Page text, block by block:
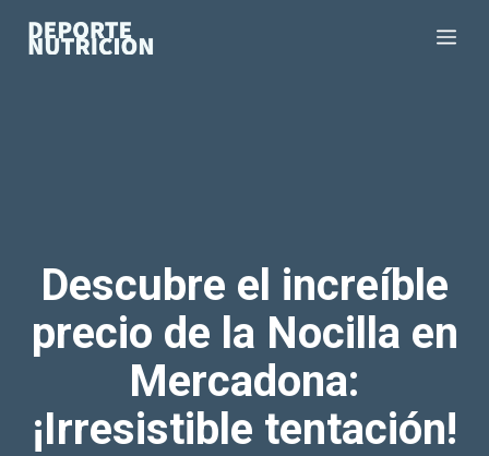
Descubre el increíble
precio de la Nocilla en
Mercadona:
¡Irresistible tentación!